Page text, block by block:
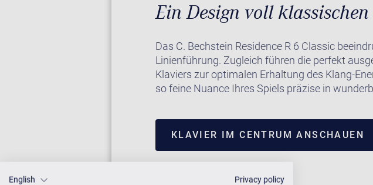
Ein Design voll klassischen
Das C. Bechstein Residence R 6 Classic
Linienführung. Zugleich führen die perfekt
Klaviers zur optimalen Erhaltung des Klang-
so feine Nuance Ihres Spiels präzise in
KLAVIER IM CENTRUM ANSCHAUEN
English
Privacy policy